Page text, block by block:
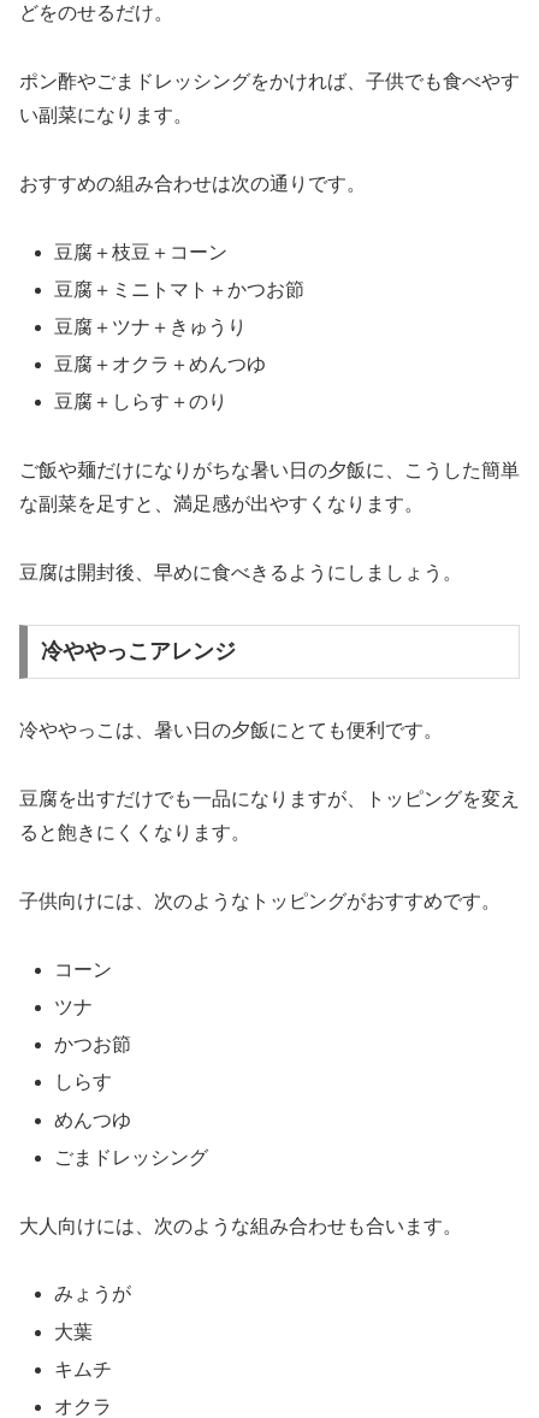
どをのせるだけ。
ポン酢やごまドレッシングをかければ、子供でも食べやす
い副菜になります。
おすすめの組み合わせは次の通りです。
豆腐＋枝豆＋コーン
豆腐＋ミニトマト＋かつお節
豆腐＋ツナ＋きゅうり
豆腐＋オクラ＋めんつゆ
豆腐＋しらす＋のり
ご飯や麺だけになりがちな暑い日の夕飯に、こうした簡単
な副菜を足すと、満足感が出やすくなります。
豆腐は開封後、早めに食べきるようにしましょう。
冷ややっこアレンジ
冷ややっこは、暑い日の夕飯にとても便利です。
豆腐を出すだけでも一品になりますが、トッピングを変え
ると飽きにくくなります。
子供向けには、次のようなトッピングがおすすめです。
コーン
ツナ
かつお節
しらす
めんつゆ
ごまドレッシング
大人向けには、次のような組み合わせも合います。
みょうが
大葉
キムチ
オクラ